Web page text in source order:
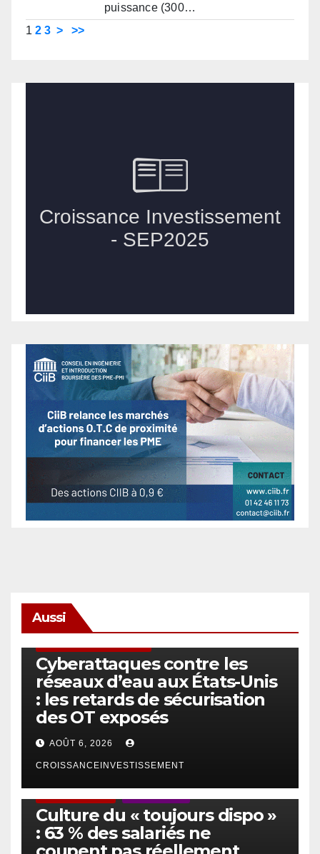
puissance (300…
1 2 3 > >>
Aussi
Cyberattaques contre les
réseaux d’eau aux États-Unis
: les retards de sécurisation
des OT exposés
AOÛT 6, 2026
CROISSANCEINVESTISSEMENT
Culture du « toujours dispo »
: 63 % des salariés ne